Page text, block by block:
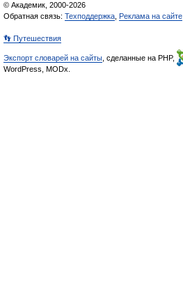
© Академик, 2000-2026
Обратная связь: Техподдержка Реклама на сайте
👣 Путешествия
Экспорт словарей на сайты , сделанные на PHP,
WordPress, MODx.